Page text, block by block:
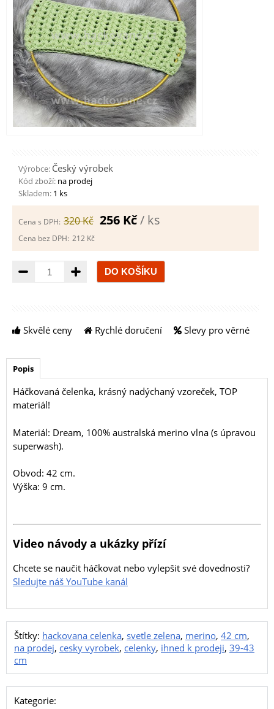
Výrobce: Český výrobek
Kód zboží: na prodej
Skladem: 1 ks
Cena s DPH: 320 Kč 256 Kč/ ks
Cena bez DPH: 212 Kč
Množství
Skvělé ceny Rychlé doručení Slevy pro věrné
Popis
Háčkovaná čelenka, krásný nadýchaný vzoreček, TOP
materiál!
Materiál: Dream, 100% australská merino vlna (s úpravou
superwash).
Obvod: 42 cm.
Výška: 9 cm.
Video návody a ukázky přízí
Chcete se naučit háčkovat nebo vylepšit své dovednosti?
Sledujte náš YouTube kanál
Štítky: hackovana celenka, svetle zelena, merino, 42 cm,
na prodej, cesky vyrobek, celenky, ihned k prodeji, 39-43
cm
Kategorie: